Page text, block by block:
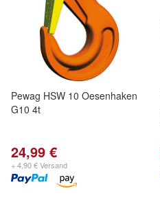
Pewag HSW 10 Oesenhaken
G10 4t
24,99 €
+ 4,90 € Versand